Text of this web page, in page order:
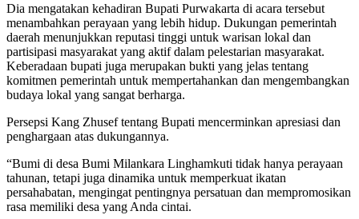
Dia mengatakan kehadiran Bupati Purwakarta di acara tersebut
menambahkan perayaan yang lebih hidup. Dukungan pemerintah
daerah menunjukkan reputasi tinggi untuk warisan lokal dan
partisipasi masyarakat yang aktif dalam pelestarian masyarakat.
Keberadaan bupati juga merupakan bukti yang jelas tentang
komitmen pemerintah untuk mempertahankan dan mengembangkan
budaya lokal yang sangat berharga.
Persepsi Kang Zhusef tentang Bupati mencerminkan apresiasi dan
penghargaan atas dukungannya.
“Bumi di desa Bumi Milankara Linghamkuti tidak hanya perayaan
tahunan, tetapi juga dinamika untuk memperkuat ikatan
persahabatan, mengingat pentingnya persatuan dan mempromosikan
rasa memiliki desa yang Anda cintai.